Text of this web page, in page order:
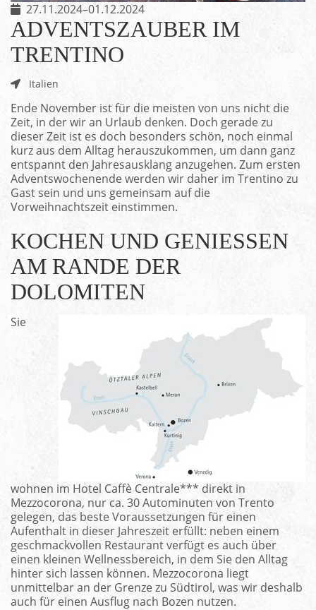
27.11.2024–01.12.2024
ADVENTSZAUBER IM
TRENTINO
Italien
Ende November ist für die meisten von uns nicht die
Zeit, in der wir an Urlaub denken. Doch gerade zu
dieser Zeit ist es doch besonders schön, noch einmal
kurz aus dem Alltag herauszukommen, um dann ganz
entspannt den Jahresausklang anzugehen. Zum ersten
Adventswochenende werden wir daher im Trentino zu
Gast sein und uns gemeinsam auf die
Vorweihnachtszeit einstimmen.
KOCHEN UND GENIESSEN A
M RANDE DER D
OLOMITEN
Sie
wohnen im Hotel Caffè Centrale*** direkt in
Mezzocorona, nur ca. 30 Autominuten von Trento
gelegen, das beste Voraus­setzungen für einen
Aufenthalt in dieser Jahreszeit erfüllt: neben einem
geschmackvollen Restaurant verfügt es auch über
einen kleinen Wellnessbereich, in dem Sie den Alltag
hinter sich lassen können. Mezzocorona liegt
unmittelbar an der Grenze zu Südtirol, was wir deshalb
auch für einen Ausflug nach Bozen nutzen.